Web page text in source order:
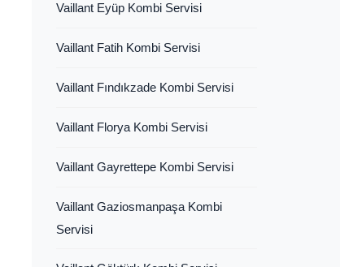
Vaillant Eyüp Kombi Servisi
Vaillant Fatih Kombi Servisi
Vaillant Fındıkzade Kombi Servisi
Vaillant Florya Kombi Servisi
Vaillant Gayrettepe Kombi Servisi
Vaillant Gaziosmanpaşa Kombi
Servisi